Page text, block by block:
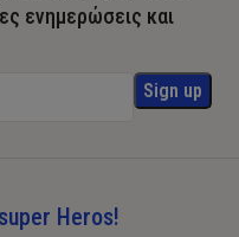
ενημερώσεις και
Heros!